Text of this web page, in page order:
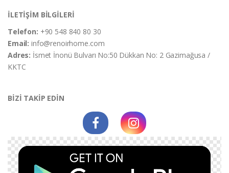
İLETİŞİM BİLGİLERİ
Telefon: +90 548 840 80 30
Email:info@renoirhome.com
Adres: İsmet İnonü Bulvarı No:50 Dükkan No: 2 Gazimağusa /
KKTC
BİZİ TAKİP EDİN